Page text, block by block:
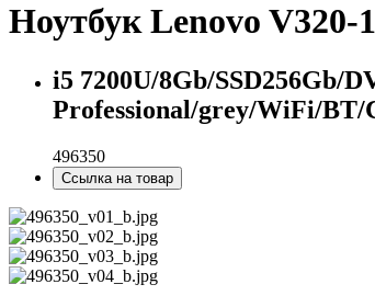
Ноутбук Lenovo V320-
i5 7200U/8Gb/SSD256Gb/
Professional/grey/WiFi/BT/
496350
Ссылка на товар